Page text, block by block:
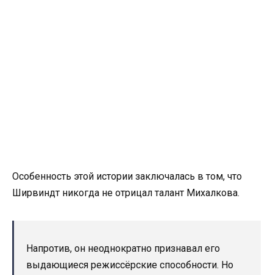
Особенность этой истории заключалась в том, что
Ширвиндт никогда не отрицал талант Михалкова.
Напротив, он неоднократно признавал его
выдающиеся режиссёрские способности. Но